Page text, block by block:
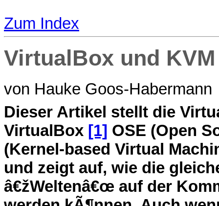
Zum Index
VirtualBox und KVM
von Hauke Goos-Habermann
Dieser Artikel stellt die
VirtualBox [1] OSE (Open
(Kernel-based Virtual
und zeigt auf, wie die
â€žWeltenâ€œ auf der